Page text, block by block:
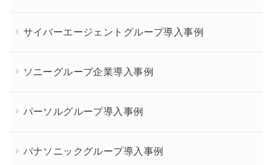
サイバーエージェントグループ導入事例
ソニーグループ企業導入事例
パーソルグループ導入事例
パナソニックグループ導入事例